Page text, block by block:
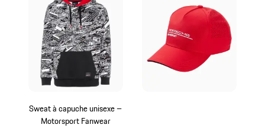
Sweat à capuche unisexe –
Motorsport Fanwear